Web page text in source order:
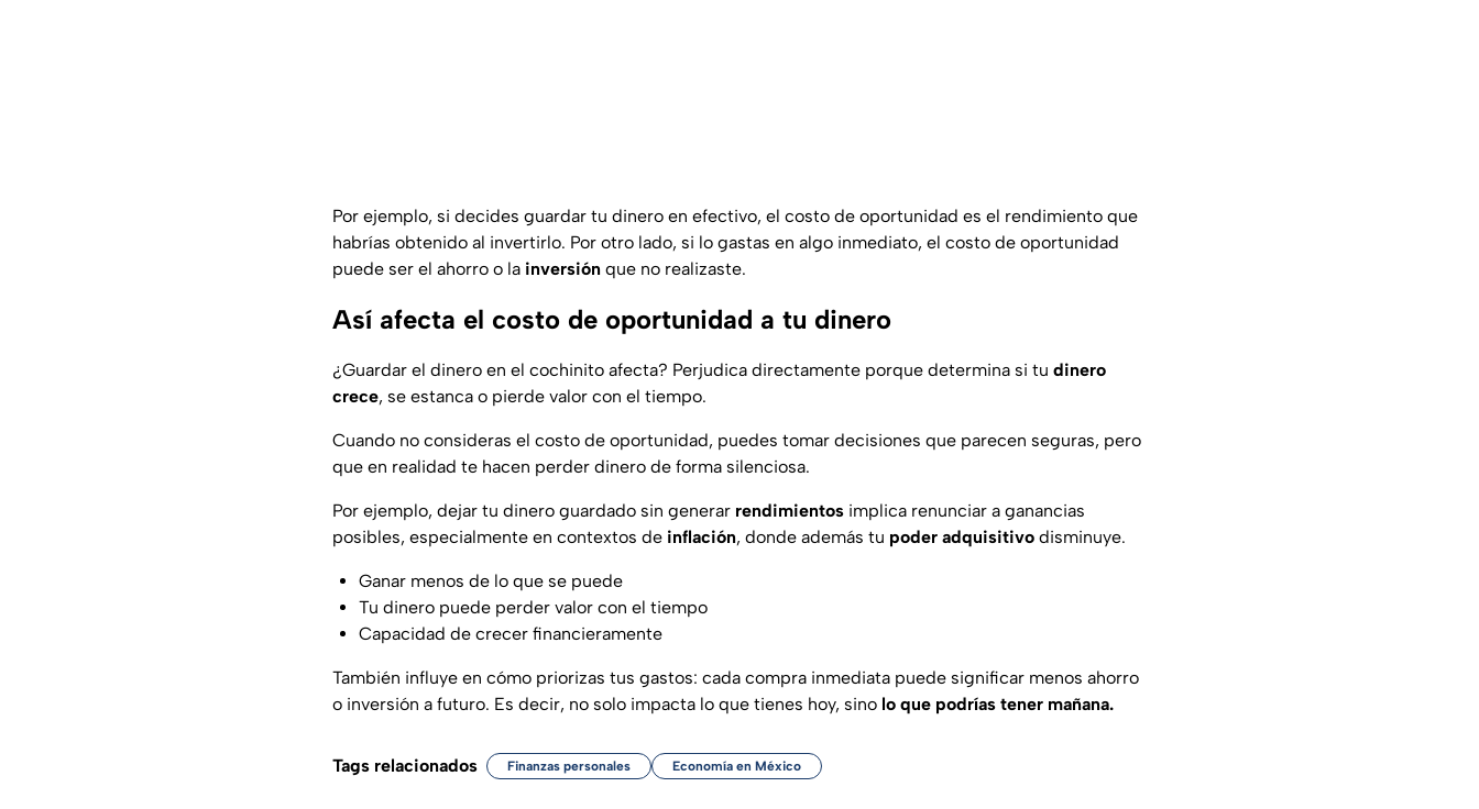
Por ejemplo, si decides guardar tu dinero en efectivo, el costo de oportunidad es el rendimiento que
habrías obtenido al invertirlo. Por otro lado, si lo gastas en algo inmediato, el costo de oportunidad
puede ser el ahorro o la inversión que no realizaste.
Así afecta el costo de oportunidad a tu dinero
¿Guardar el dinero en el cochinito afecta? Perjudica directamente porque determina si tu dinero
crece, se estanca o pierde valor con el tiempo.
Cuando no consideras el costo de oportunidad, puedes tomar decisiones que parecen seguras, pero
que en realidad te hacen perder dinero de forma silenciosa.
Por ejemplo, dejar tu dinero guardado sin generar rendimientos implica renunciar a ganancias
posibles, especialmente en contextos de inflación, donde además tu poder adquisitivo disminuye.
Ganar menos de lo que se puede
Tu dinero puede perder valor con el tiempo
Capacidad de crecer financieramente
También influye en cómo priorizas tus gastos: cada compra inmediata puede significar menos ahorro
o inversión a futuro. Es decir, no solo impacta lo que tienes hoy, sino lo que podrías tener mañana.
Tags relacionados Finanzas personales Economía en México